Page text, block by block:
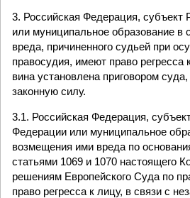
3. Российская Федерация, субъект
или муниципальное образование в
вреда, причиненного судьей при
правосудия, имеют право регресса
вина установлена приговором
законную силу.
3.1. Российская Федерация,
Федерации или муниципальное
возмещения ими вреда по
статьями 1069 и 1070 настоящего
решениям Европейского Суда по
право регресса к лицу, в связи с